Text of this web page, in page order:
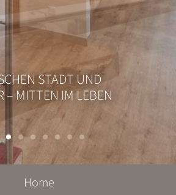
STADT UND
– MITTEN IM LEBEN
Home